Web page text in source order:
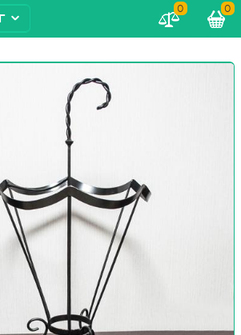
0 0